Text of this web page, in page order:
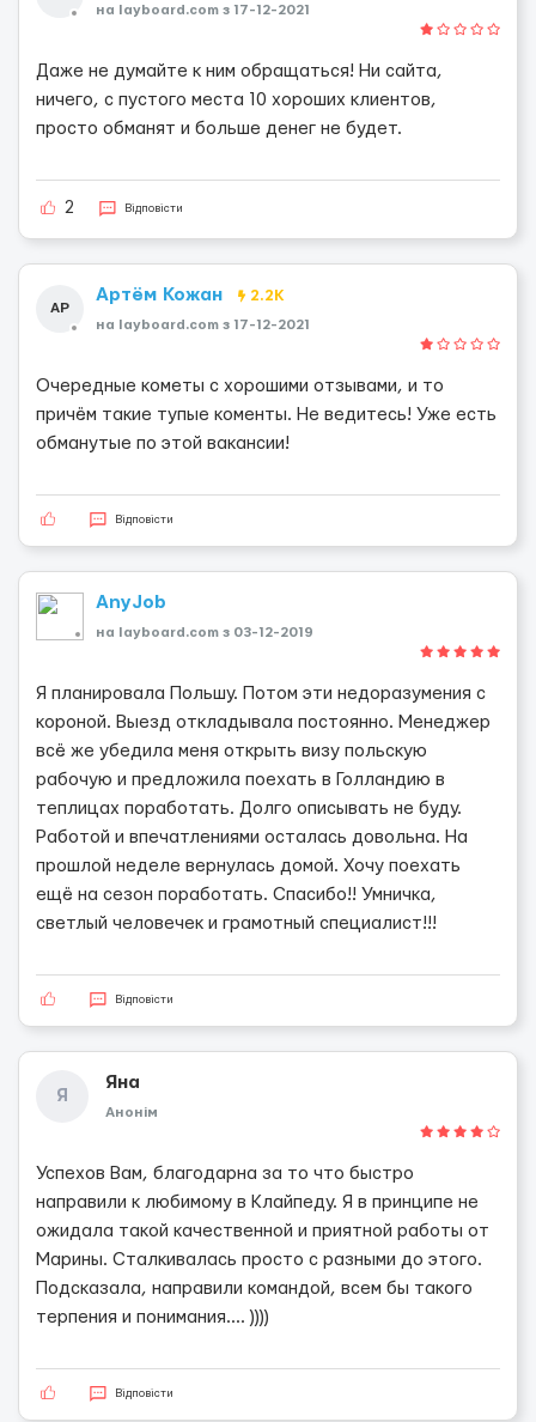
на layboard.com з 17-12-2021
Даже не думайте к ним обращаться! Ни сайта,
ничего, с пустого места 10 хороших клиентов,
просто обманят и больше денег не будет.
2 Відповісти
АР
Артём Кожан 2.2K
на layboard.com з 17-12-2021
Очередные кометы с хорошими отзывами, и то
причём такие тупые коменты. Не ведитесь! Уже есть
обманутые по этой вакансии!
Відповісти
AnyJob
на layboard.com з 03-12-2019
Я планировала Польшу. Потом эти недоразумения с
короной. Выезд откладывала постоянно. Менеджер
всё же убедила меня открыть визу польскую
рабочую и предложила поехать в Голландию в
теплицах поработать. Долго описывать не буду.
Работой и впечатлениями осталась довольна. На
прошлой неделе вернулась домой. Хочу поехать
ещё на сезон поработать. Спасибо!! Умничка,
светлый человечек и грамотный специалист!!!
Відповісти
Я
Яна
Анонім
Успехов Вам, благодарна за то что быстро
направили к любимому в Клайпеду. Я в принципе не
ожидала такой качественной и приятной работы от
Марины. Сталкивалась просто с разными до этого.
Подсказала, направили командой, всем бы такого
терпения и понимания.... ))))
Відповісти